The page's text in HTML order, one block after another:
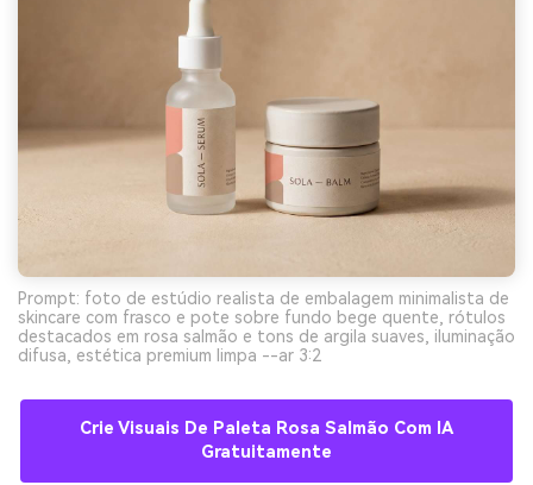
Prompt: foto de estúdio realista de embalagem minimalista de
skincare com frasco e pote sobre fundo bege quente, rótulos
destacados em rosa salmão e tons de argila suaves, iluminação
difusa, estética premium limpa --ar 3:2
Crie Visuais De Paleta Rosa Salmão Com IA
Gratuitamente